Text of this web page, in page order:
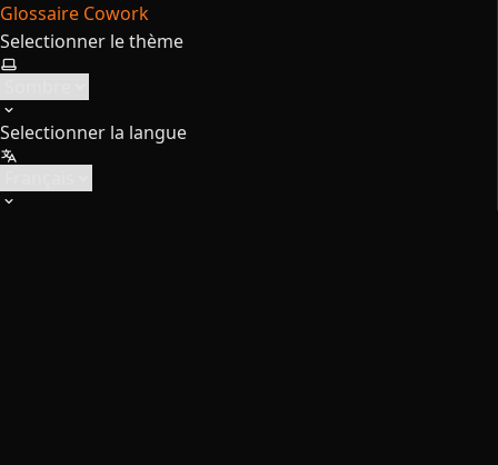
Glossaire Cowork
Selectionner le thème
Selectionner la langue